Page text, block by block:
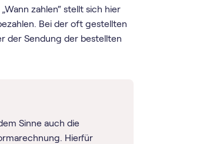
zahlen“ stellt sich hier
Bei der oft gestellten
der Sendung der bestellten
Sinne auch die
Hierfür